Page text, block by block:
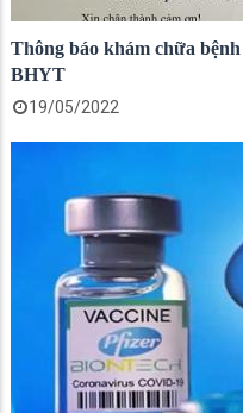
Thông báo khám chữa
BHYT
19/05/2022